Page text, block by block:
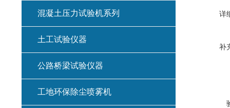
详
补
混凝土压力试验机系列
土工试验仪器
公路桥梁试验仪器
工地环保除尘喷雾机